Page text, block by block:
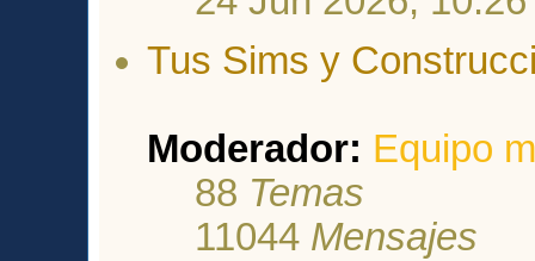
Tus Sims y
Moderador: Equipo
88 Temas
11044 Mensajes